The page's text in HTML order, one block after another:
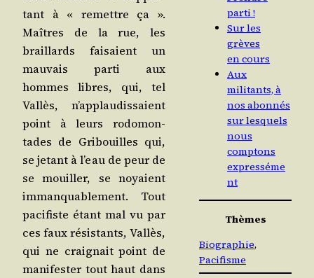
tant à « remettre ça ».
Maîtres de la rue, les
braillards fai­saient un
mau­vais par­ti aux
hommes libres, qui, tel
Val­lès, n’ap­plau­dis­saient
point à leurs rodo­mon­
tades de Gri­bouilles qui,
se jetant à l’eau de peur de
se mouiller, se noyaient
imman­qua­ble­ment. Tout
paci­fiste étant mal vu par
ces faux résis­tants, Val­lès,
qui ne crai­gnait point de
mani­fes­ter tout haut dans
parti !
Sur les
grèves
en cours
Aux
militants, à
nos abonnés
sur lesquels
nous
comptons
expresséme
nt
Thèmes
Biographie
Pacifisme